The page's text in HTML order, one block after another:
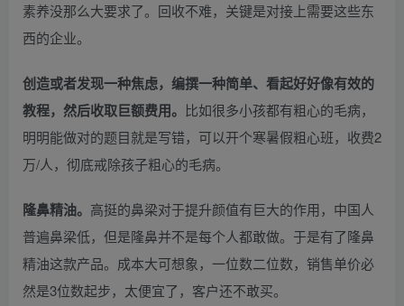
素养没那么大要求了。回收不难，关键是对接上需要这些东
西的企业。
创造或者发现一种焦虑，编撰一种简单、看起好好像有效的
教程，然后收取巨额费用。 比如很多小孩都有粗心的毛病，
明明能做对的题目就是写错，可以开个寒暑假粗心班，收费2
万/人，彻底戒除孩子粗心的毛病。
隆鼻精油。 高挺的鼻梁对于提升颜值有巨大的作用，中国人
普遍鼻梁低，但是隆鼻并不是每个人都敢做。于是有了隆鼻
精油这款产品。成本大可想象，一位数二位数，销售单价必
然是3位数起步，太便宜了，客户还不敢买。